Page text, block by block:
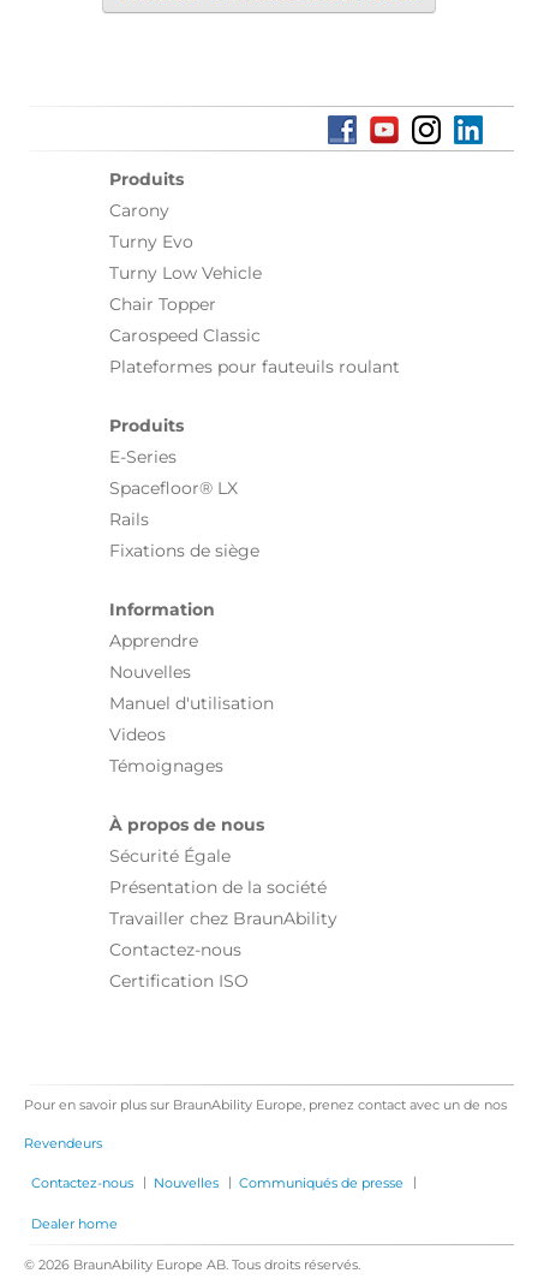
Produits
Carony
Turny Evo
Turny Low Vehicle
Chair Topper
Carospeed Classic
Plateformes pour fauteuils roulant
Produits
E-Series
Spacefloor® LX
Rails
Fixations de siège
Information
Apprendre
Nouvelles
Manuel d'utilisation
Videos
Témoignages
À propos de nous
Sécurité Égale
Présentation de la société
Travailler chez BraunAbility
Contactez-nous
Certification ISO
Pour en savoir plus sur BraunAbility Europe, prenez contact avec un de nos
Revendeurs
Contactez-nous | Nouvelles | Communiqués de presse |
Dealer home
© 2026 BraunAbility Europe AB. Tous droits réservés.